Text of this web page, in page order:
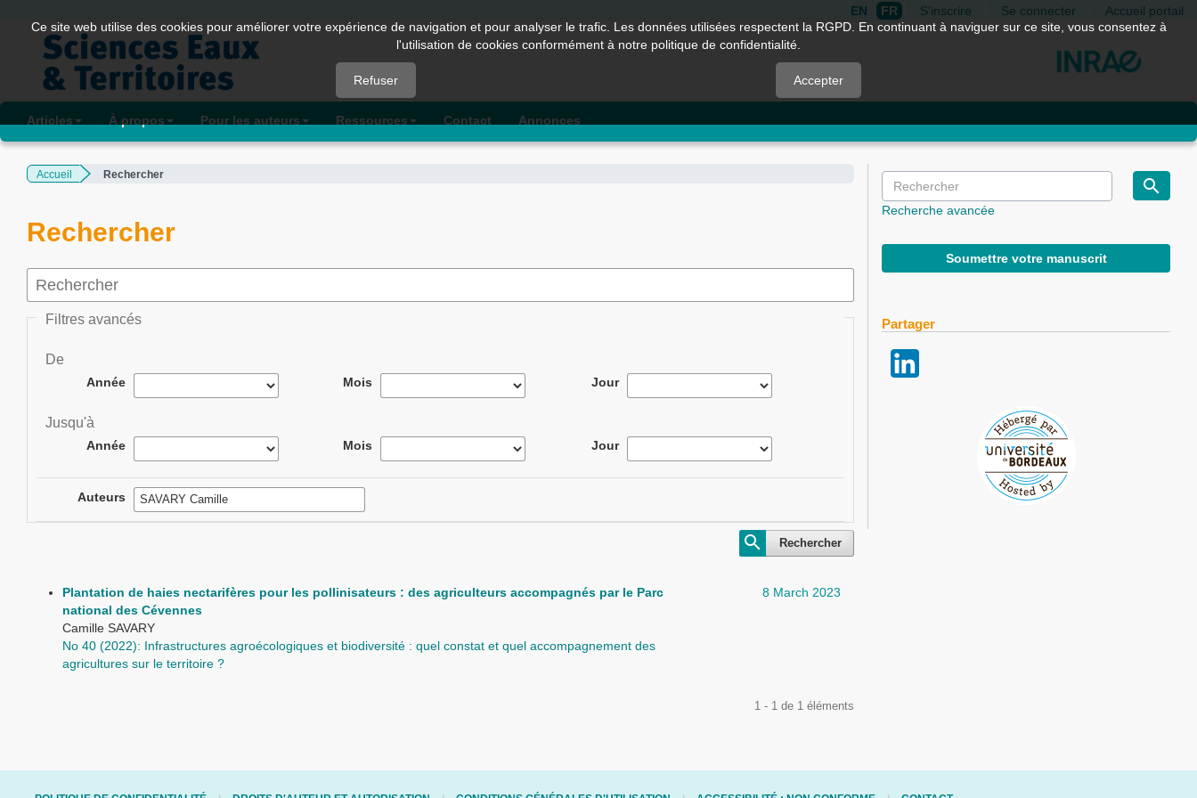
Quick
jump
page
content
Navigation
Main
Sidebar
EN FR S'inscrire Se connecter Accueil portail
Articles À propos Pour les auteurs Ressources Contact Annonces
Accueil Rechercher
Rechercher
Filtres avancés
De
Année Mois Jour
Jusqu'à
Année Mois Jour
Auteurs
Rechercher
8 March 2023
Plantation de haies nectarifères pour les pollinisateurs : des agriculteurs accompagnés par le Parc
national des Cévennes
Camille SAVARY
No 40 (2022): Infrastructures agroécologiques et biodiversité : quel constat et quel accompagnement des
agricultures sur le territoire ?
1 - 1 de 1 éléments
Recherche avancée
Soumettre votre manuscrit
Partager
Ce site web utilise des cookies pour améliorer votre expérience de navigation et pour analyser le trafic. Les données utilisées respectent la RGPD. En continuant à naviguer sur ce site, vous consentez à
l'utilisation de cookies conformément à notre politique de confidentialité.
Refuser Accepter